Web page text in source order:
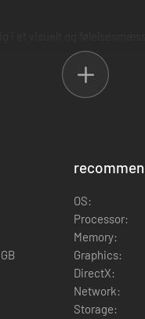
OS:
Processor:
Memory:
Graphics:
DirectX:
Network:
Storage: